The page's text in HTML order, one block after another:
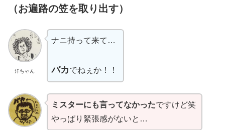
（お遍路の笠を取り出す）
洋ちゃん
ナニ持って来て…
バカでねぇか！！
ミスターにも言ってなかったですけど笑
やっぱり緊張感がないと…